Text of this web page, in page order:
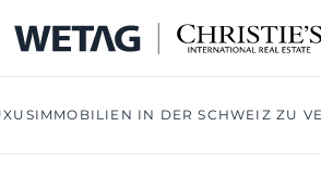
IN DER SCHWEIZ ZU